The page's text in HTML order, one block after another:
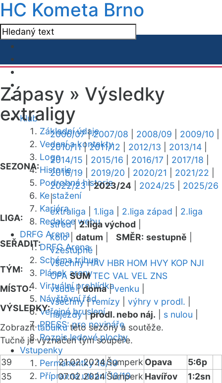
HC Kometa Brno
Klub
Základní údaje
Vedení a kontakty
Logo
Historie
Podrobná historie
Ke stažení
Kariéra
Redakce webu
DRFG Arena
DRFG Arena
Schéma tribun
Plánek areny
Virtuální prohlídka
Návštěvní řád
Veřejné bruslení
PRESS: pro novináře
Rozpis ledové plochy
Vstupenky
Permanentky 18/19
Přípravná utkání 18/19
Zápasy » Výsledky
extraligy
SEZONA:
2006/07|2007/08 2008/09 2009/10
2010/11|2011/12 2012/13 2013/14
2014/15
2015/16 2016/17 2017/18
2018/19
2019/20 2020/21 2021/22
2022/23|2023/24 2024/25
2025/26
|
LIGA:
extraliga 1.liga 2.liga západ
2.liga
střed|2.liga východ
SEŘADIT:
kolo| datum SMĚR: sestupně
vzestupně
TÝM:
všechny HAV HBR HOM HVY KOP NJI
OPA SUM TEC VAL VEL ZNS
MÍSTO:
všude|doma|venku
VÝSLEDKY:
všechny|remízy výhry v prodl.
nájezdy|prodl. nebo náj. s nulou
Zobrazittabulkutéto sezóny a soutěže.
Tučně je vyznačen tým soupeře.
39 21.02.2024Šumperk Opava
5:6p
35
07.02.2024Šumperk Havířov
1:2sn